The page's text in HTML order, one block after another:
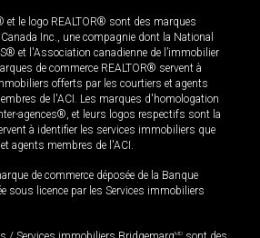
et le logo REALTOR® sont des marques
Inc., une compagnie dont la National
et l'Association canadienne de l’immobilier
de commerce REALTOR® servent à
offerts par les courtiers et agents
de l'ACI. Les marques d'homologation
agences®, et leurs logos respectifs sont la
à identifier les services immobiliers que
agents membres de l'ACI.
de commerce déposée de la Banque
sous licence par les Services immobiliers
MD